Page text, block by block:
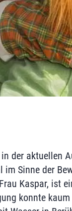
der aktuellen
im Sinne der
Kaspar, ist
konnte